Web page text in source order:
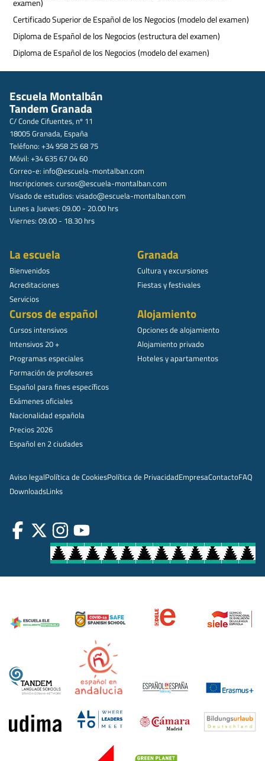
examen)
Certificado Superior de Español de los Negocios (modelo del examen)
Diploma de Español de los Negocios (estructura del examen)
Diploma de Español de los Negocios (modelo del examen)
Escuela Montalbán
Tandem Granada
C/ Conde Cifuentes, nº 11
18005 Granada, España
Teléfono: +34 958 25 68 75
Móvil: +34 635 67 04 60
Correo-e: info@escuela-montalban.com
Inscripciones: cursos@escuela-montalban.com
Visado de estudios: visado@escuela-montalban.com
Lunes a Jueves: 09.00 - 20.00 hrs
Viernes: 09.00 - 18.30 hrs
La escuela
Bienvenidos
Acreditaciones
Servicios
Granada
Cultura y excursiones
Fiestas y festivales
Cursos de español
Cursos intensivos
Intensivos 20 +
Programas especiales
Formación de profesores
Español para fines específicos
Exámenes oficiales
Nacionalidad española
Precios 2026
Español en 2 ciudades
Alojamiento
Opciones de alojamiento
Alojamiento privado
Hoteles y apartamentos
Aviso legalPolítica de CookiesPolítica de PrivacidadEmpresaContactoFAQ
DownloadsLinks